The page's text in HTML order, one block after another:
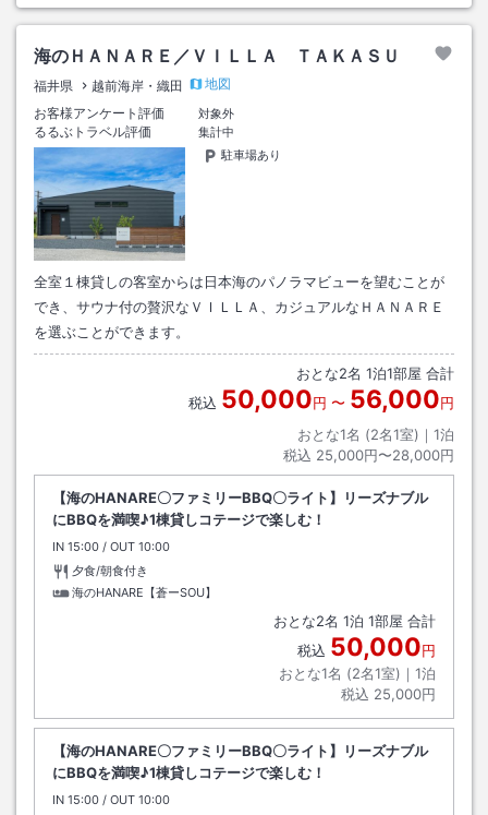
海のＨＡＮＡＲＥ／ＶＩＬＬＡ ＴＡＫＡＳＵ
福井県 越前海岸・織田
地図
お客様アンケート評価
対象外
るるぶトラベル評価
集計中
駐車場あり
全室１棟貸しの客室からは日本海のパノラマビューを望むことが
でき、サウナ付の贅沢なＶＩＬＬＡ、カジュアルなＨＡＮＡＲＥ
を選ぶことができます。
おとな2名 1泊1部屋 合計
税込 50,000円 〜 56,000円
おとな1名 (2名1室)｜ 1泊
税込 25,000円〜28,000円
【海のHANARE〇ファミリーBBQ〇ライト】リーズナブル
にBBQを満喫♪1棟貸しコテージで楽しむ！
IN チェックイン
15:00 / OUT チェックアウト
10:00
夕食/朝食付き
海のHANARE【蒼ーSOU】
おとな2名 1泊 1部屋 合計
税込 50,000円
おとな1名 (2名1室)｜ 1泊
税込 25,000円
【海のHANARE〇ファミリーBBQ〇ライト】リーズナブル
にBBQを満喫♪1棟貸しコテージで楽しむ！
IN チェックイン
15:00 / OUT チェックアウト
10:00